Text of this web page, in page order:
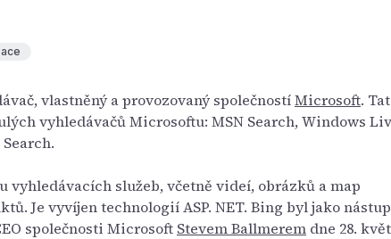
vlastněný a provozovaný společnostíMicrosoft.
vyhledávačů Microsoftu: MSN Search, Windows
vyhledávacích služeb, včetně videí, obrázků a map
Je vyvíjen technologií ASP. NET. Bing byl jako
společnosti Microsoft Stevem Ballmerem dne 28.